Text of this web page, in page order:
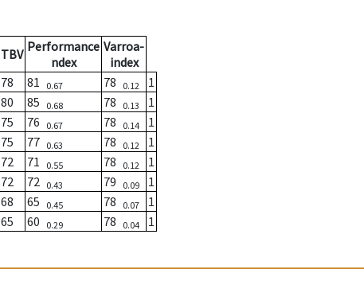
TBV Performance
ndex
Varroa-
index
78 81 0.67 78 0.12
1
80 85 0.68 78 0.13
1
75 76 0.67 78 0.14
1
75 77 0.63 78 0.12
1
72 71 0.55 78 0.12
1
72 72 0.43 79 0.09
1
68 65 0.45 78 0.07
1
65 60 0.29 78 0.04
1